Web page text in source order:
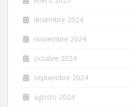
diciembre 2024
noviembre 2024
octubre 2024
septiembre 2024
agosto 2024